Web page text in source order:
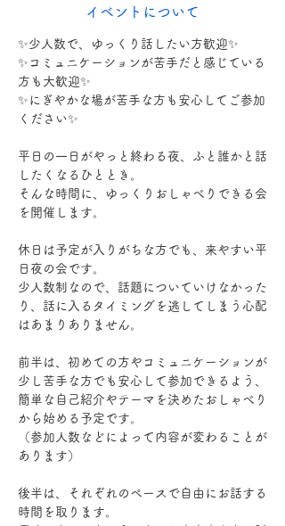
イベントについて
✨️少人数で、ゆっくり話したい方歓迎✨️
✨️コミュニケーションが苦手だと感じている
方も大歓迎✨️
✨️にぎやかな場が苦手な方も安心してご参加
ください✨️
平日の一日がやっと終わる夜、ふと誰かと話
したくなるひととき。
そんな時間に、ゆっくりおしゃべりできる会
を開催します。
休日は予定が入りがちな方でも、来やすい平
日夜の会です。
少人数制なので、話題についていけなかった
り、話に入るタイミングを逃してしまう心配
はあまりありません。
前半は、初めての方やコミュニケーションが
少し苦手な方でも安心して参加できるよう、
簡単な自己紹介やテーマを決めたおしゃべり
から始める予定です。
（参加人数などによって内容が変わることが
あります）
後半は、それぞれのペースで自由にお話する
時間を取ります。